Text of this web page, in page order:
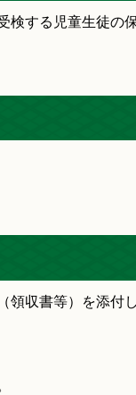
検する児童生徒の
領収書等）を添付